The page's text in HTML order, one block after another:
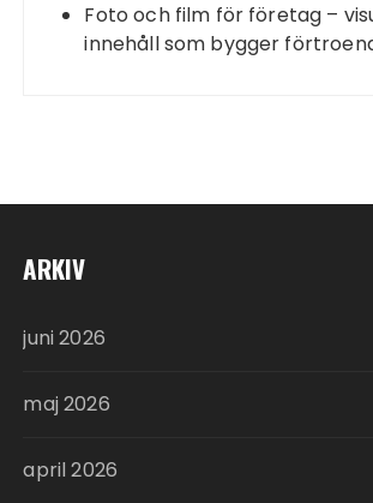
Foto och film för företag –
innehåll som bygger
ARKIV
juni 2026
maj 2026
april 2026